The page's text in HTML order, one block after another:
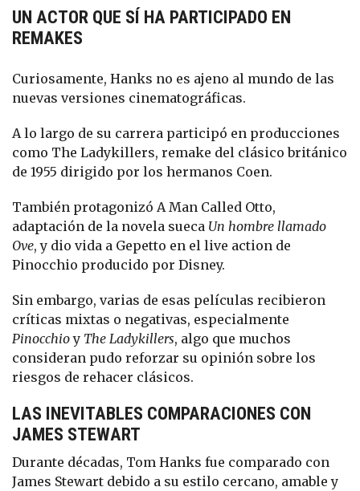
UN ACTOR QUE SÍ HA PARTICIPADO EN
REMAKES
Curiosamente, Hanks no es ajeno al mundo de las
nuevas versiones cinematográficas.
A lo largo de su carrera participó en producciones
como The Ladykillers, remake del clásico británico
de 1955 dirigido por los hermanos Coen.
También protagonizó A Man Called Otto,
adaptación de la novela sueca Un hombre llamado
Ove, y dio vida a Gepetto en el live action de
Pinocchio producido por Disney.
Sin embargo, varias de esas películas recibieron
críticas mixtas o negativas, especialmente
Pinocchioy The Ladykillers, algo que muchos
consideran pudo reforzar su opinión sobre los
riesgos de rehacer clásicos.
LAS INEVITABLES COMPARACIONES CON
JAMES STEWART
Durante décadas, Tom Hanks fue comparado con
James Stewart debido a su estilo cercano, amable y